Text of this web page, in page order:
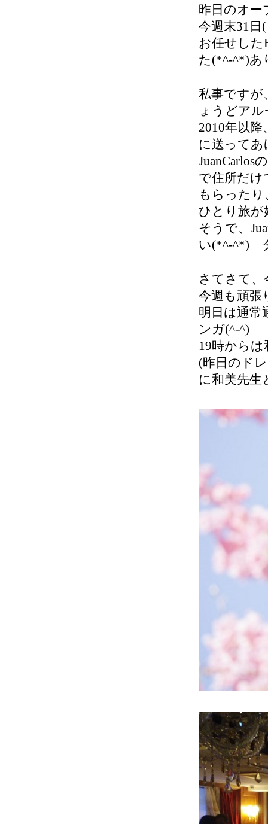
昨日のオ
今週末31
お任せした
た(*^-^*)あ
私事ですが
ょうどア
2010年以降
に送って
JuanCarlos
で住所だけ
もらった
ひとり旅が
そうで、
い(*^-^*)
さてさて
今週も頑張
明日は通常
ンガ(^-^)
19時から
(昨日のド
に和美先